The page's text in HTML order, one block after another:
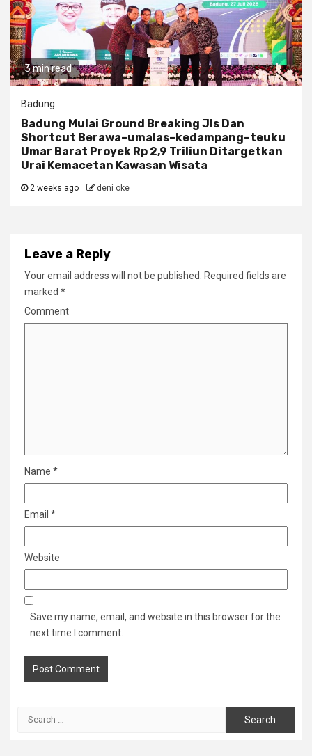
3 min read
Badung
Badung Mulai Ground Breaking Jls Dan
Shortcut Berawa–umalas–kedampang–teuku
Umar Barat Proyek Rp 2,9 Triliun Ditargetkan
Urai Kemacetan Kawasan Wisata
2 weeks ago deni oke
Leave a Reply
Your email address will not be published. Required fields are
marked *
Comment
Name *
Email *
Website
Save my name, email, and website in this browser for the
next time I comment.